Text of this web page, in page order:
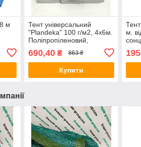
м
Тент універсальний
"Plandeka" 100 г/м2, 4х6м.
Поліпропіленовий,
ламінований із
кільцями.Полог.
690,40₴ 863 ₴
Купити
м.